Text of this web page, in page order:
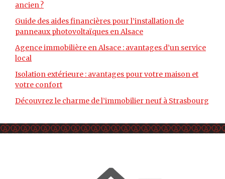
ancien ?
Guide des aides financières pour l’installation de
panneaux photovoltaïques en Alsace
Agence immobilière en Alsace : avantages d’un service
local
Isolation extérieure : avantages pour votre maison et
votre confort
Découvrez le charme de l’immobilier neuf à Strasbourg